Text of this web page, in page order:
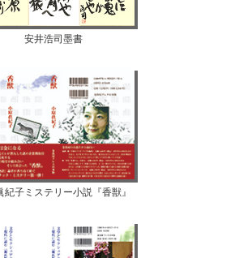
安井浩司墨書
紀子ミステリー小説『香獣』